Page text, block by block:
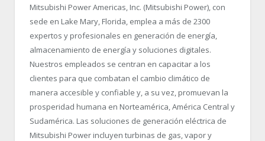
Mitsubishi Power Americas, Inc. (Mitsubishi Power), con
sede en Lake Mary, Florida, emplea a más de 2300
expertos y profesionales en generación de energía,
almacenamiento de energía y soluciones digitales.
Nuestros empleados se centran en capacitar a los
clientes para que combatan el cambio climático de
manera accesible y confiable y, a su vez, promuevan la
prosperidad humana en Norteamérica, América Central y
Sudamérica. Las soluciones de generación eléctrica de
Mitsubishi Power incluyen turbinas de gas, vapor y